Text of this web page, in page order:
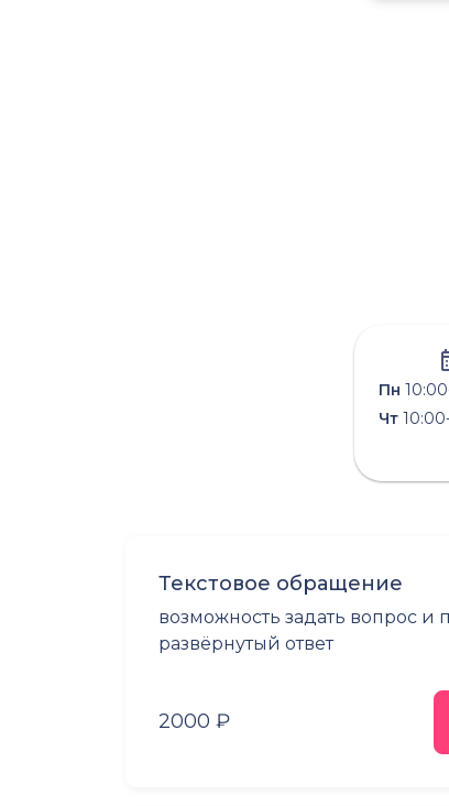
Пн
Чт
Текстовое обращение
возможность задать вопрос и
развёрнутый ответ
2000 ₽